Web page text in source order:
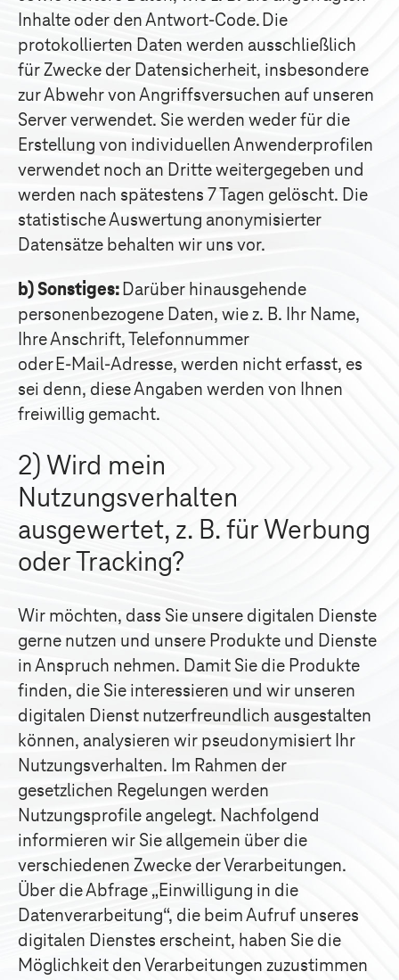
Inhalte oder den Antwort-Code. Die
protokollierten Daten werden ausschließlich
für Zwecke der Datensicherheit, insbesondere
zur Abwehr von Angriffsversuchen auf unseren
Server verwendet. Sie werden weder für die
Erstellung von individuellen Anwenderprofilen
verwendet noch an Dritte weitergegeben und
werden nach spätestens 7 Tagen gelöscht. Die
statistische Auswertung anonymisierter
Datensätze behalten wir uns vor.
b) Sonstiges: Darüber hinausgehende
personenbezogene Daten, wie z. B. Ihr Name,
Ihre Anschrift, Telefonnummer
oder E-Mail-Adresse, werden nicht erfasst, es
sei denn, diese Angaben werden von Ihnen
freiwillig gemacht.
2) Wird mein
Nutzungsverhalten
ausgewertet, z. B. für Werbung
oder Tracking?
Wir möchten, dass Sie unsere digitalen Dienste
gerne nutzen und unsere Produkte und Dienste
in Anspruch nehmen. Damit Sie die Produkte
finden, die Sie interessieren und wir unseren
digitalen Dienst nutzerfreundlich ausgestalten
können, analysieren wir pseudonymisiert Ihr
Nutzungsverhalten. Im Rahmen der
gesetzlichen Regelungen werden
Nutzungsprofile angelegt. Nachfolgend
informieren wir Sie allgemein über die
verschiedenen Zwecke der Verarbeitungen.
Über die Abfrage „Einwilligung in die
Datenverarbeitung“, die beim Aufruf unseres
digitalen Dienstes erscheint, haben Sie die
Möglichkeit den Verarbeitungen zuzustimmen